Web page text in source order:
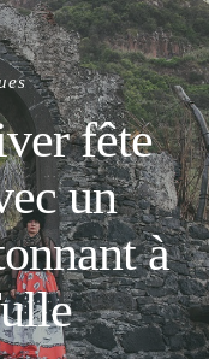
fête
un
à